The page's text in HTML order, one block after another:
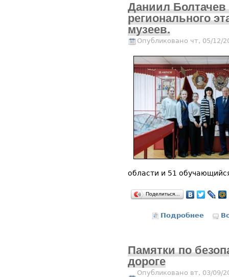
Даниил Болтачев
регионального
музеев.
Опубликовано чт, 05/12/
области и 51
Поделиться…
Подробнее о
Памятки по
дороге
Опубликовано вт, 03/09/